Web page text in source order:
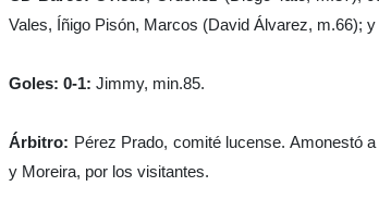
Vales, Íñigo Pisón, Marcos (David Álvarez, m.66);
Goles: 0-1: Jimmy, min.85.
Árbitro: Pérez Prado, comité lucense. Amonestó
y Moreira, por los visitantes.